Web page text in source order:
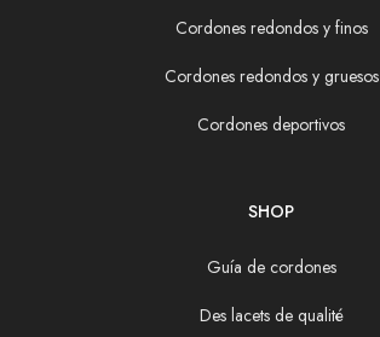
Cordones redondos y finos
Cordones redondos y gruesos
Cordones deportivos
SHOP
Guía de cordones
Des lacets de qualité